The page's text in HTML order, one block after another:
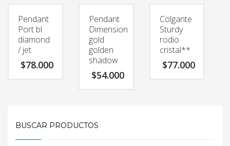
Pendant
Port bl.
diamond
/ jet
$78.000
Pendant
Dimension
gold
golden
shadow
$54.000
Colgante
Sturdy
rodio
cristal**
$77.000
BUSCAR PRODUCTOS